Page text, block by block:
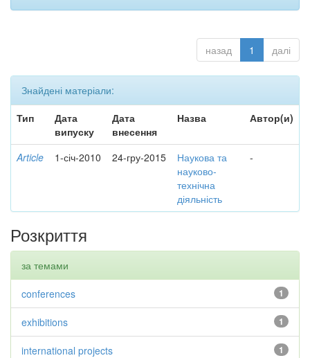
назад 1 далі
Знайдені матеріали:
Тип
Дата
випуску
Дата
внесення
Назва Автор(и)
Article 1-січ-2010 24-гру-2015
Наукова та
науково-
технічна
діяльність
-
Розкриття
за темами
1
conferences
1
exhibitions
1
international projects